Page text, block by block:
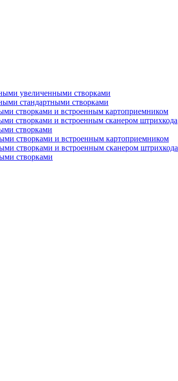
увеличенными створками
стандартными створками
створками и встроенным картоприемником
створками и встроенным сканером штрихкода
створками
створками и встроенным картоприемником
створками и встроенным сканером штрихкода
створками